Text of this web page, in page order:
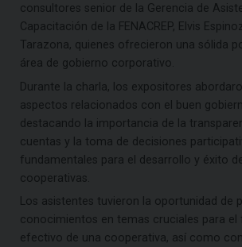
consultores senior de la Gerencia de
Capacitación de la FENACREP, Elvis
Tarazona, quienes ofrecieron una sólida
área de gobierno corporativo.
Durante la charla, los expositores
aspectos relacionados con el buen
destacando la importancia de la
cuentas y la toma de decisiones
fundamentales para el desarrollo y éxito
cooperativas.
Los asistentes tuvieron la oportunidad de
conocimientos en temas cruciales para
efectivo de una cooperativa, así como